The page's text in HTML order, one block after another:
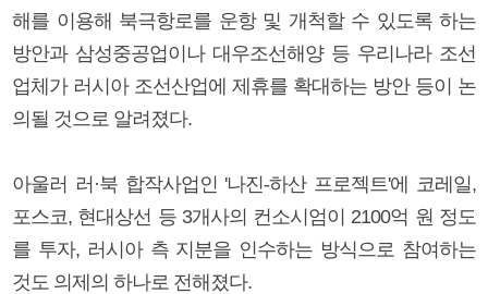
해를 이용해 북극항로를 운항 및 개척할 수 있도록 하는
방안과 삼성중공업이나 대우조선해양 등 우리나라 조선
업체가 러시아 조선산업에 제휴를 확대하는 방안 등이 논
의될 것으로 알려졌다.
아울러 러·북 합작사업인 '나진-하산 프로젝트'에 코레일,
포스코, 현대상선 등 3개사의 컨소시엄이 2100억 원 정도
를 투자, 러시아 측 지분을 인수하는 방식으로 참여하는
것도 의제의 하나로 전해졌다.